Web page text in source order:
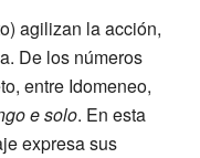
agilizan la acción,
De los números
entre Idomeneo,
e solo. En esta
expresa sus